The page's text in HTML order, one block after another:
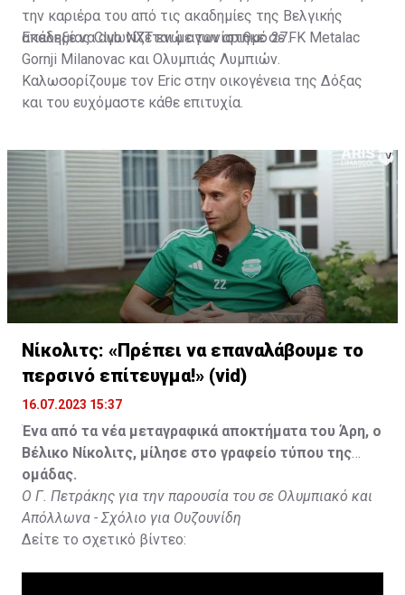
την καριέρα του από τις ακαδημίες της Βελγικής
ακαδημίας Club NXT ενώ αγωνίστηκε σε FK Metalac
Gornji Milanovac και Ολυμπιάς Λυμπιών.
Επέλεξε να αγωνίζεται με τον αριθμό 27.
Καλωσορίζουμε τον Eric στην οικογένεια της Δόξας
και του ευχόμαστε κάθε επιτυχία.
Νίκολιτς: «Πρέπει να επαναλάβουμε το
περσινό επίτευγμα!» (vid)
16.07.2023 15:37
Ένα από τα νέα μεταγραφικά αποκτήματα του Άρη, ο
Βέλικο Νίκολιτς, μίλησε στο γραφείο τύπου της
ομάδας.
Ο Γ. Πετράκης για την παρουσία του σε Ολυμπιακό και
Απόλλωνα - Σχόλιο για Ουζουνίδη
Δείτε το σχετικό βίντεο: